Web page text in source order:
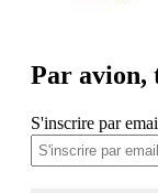
Par avion,
S'inscrire par